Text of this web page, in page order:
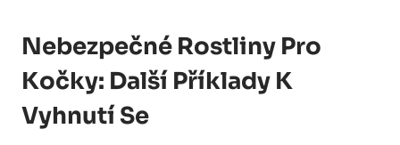
Nebezpečné Rostliny Pro
Kočky: Další Příklady K
Vyhnutí Se